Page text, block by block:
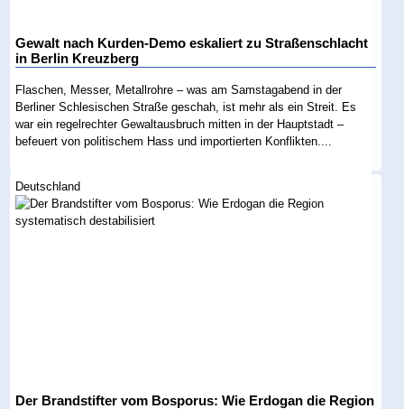
Gewalt nach Kurden-Demo eskaliert zu Straßenschlacht
in Berlin Kreuzberg
Flaschen, Messer, Metallrohre – was am Samstagabend in der
Berliner Schlesischen Straße geschah, ist mehr als ein Streit. Es
war ein regelrechter Gewaltausbruch mitten in der Hauptstadt –
befeuert von politischem Hass und importierten Konflikten....
Deutschland
Der Brandstifter vom Bosporus: Wie Erdogan die Region